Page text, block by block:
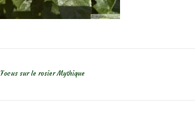
Focus sur le rosier Mythique